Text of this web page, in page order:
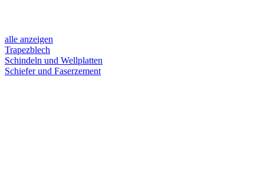
alle anzeigen
Trapezblech
Schindeln und Wellplatten
Schiefer und Faserzement